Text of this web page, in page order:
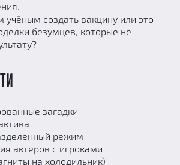
учёным создать вакцину или это
безумцев, которые не
загадки
режим
актеров с игроками
на холодильник)